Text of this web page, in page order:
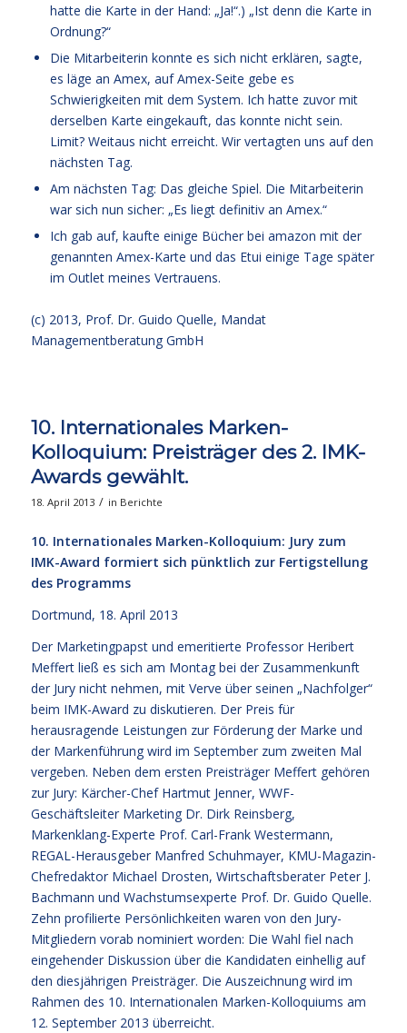
hatte die Karte in der Hand: „Ja!“.) „Ist denn die Karte in
Ordnung?“
Die Mitarbeiterin konnte es sich nicht erklären, sagte,
es läge an Amex, auf Amex-Seite gebe es
Schwierigkeiten mit dem System. Ich hatte zuvor mit
derselben Karte eingekauft, das konnte nicht sein.
Limit? Weitaus nicht erreicht. Wir vertagten uns auf den
nächsten Tag.
Am nächsten Tag: Das gleiche Spiel. Die Mitarbeiterin
war sich nun sicher: „Es liegt definitiv an Amex.“
Ich gab auf, kaufte einige Bücher bei amazon mit der
genannten Amex-Karte und das Etui einige Tage später
im Outlet meines Vertrauens.
(c) 2013, Prof. Dr. Guido Quelle, Mandat
Managementberatung GmbH
10. Internationales Marken-
Kolloquium: Preisträger des 2. IMK-
Awards gewählt.
18. April 2013 / in Berichte
10. Internationales Marken-Kolloquium: Jury zum
IMK-Award formiert sich pünktlich zur Fertigstellung
des Programms
Dortmund, 18. April 2013
Der Marketingpapst und emeritierte Professor Heribert
Meffert ließ es sich am Montag bei der Zusammenkunft
der Jury nicht nehmen, mit Verve über seinen „Nachfolger“
beim IMK-Award zu diskutieren. Der Preis für
herausragende Leistungen zur Förderung der Marke und
der Markenführung wird im September zum zweiten Mal
vergeben. Neben dem ersten Preisträger Meffert gehören
zur Jury: Kärcher-Chef Hartmut Jenner, WWF-
Geschäftsleiter Marketing Dr. Dirk Reinsberg,
Markenklang-Experte Prof. Carl-Frank Westermann,
REGAL-Herausgeber Manfred Schuhmayer, KMU-Magazin-
Chefredaktor Michael Drosten, Wirtschaftsberater Peter J.
Bachmann und Wachstumsexperte Prof. Dr. Guido Quelle.
Zehn profilierte Persönlichkeiten waren von den Jury-
Mitgliedern vorab nominiert worden: Die Wahl fiel nach
eingehender Diskussion über die Kandidaten einhellig auf
den diesjährigen Preisträger. Die Auszeichnung wird im
Rahmen des 10. Internationalen Marken-Kolloquiums am
12. September 2013 überreicht.